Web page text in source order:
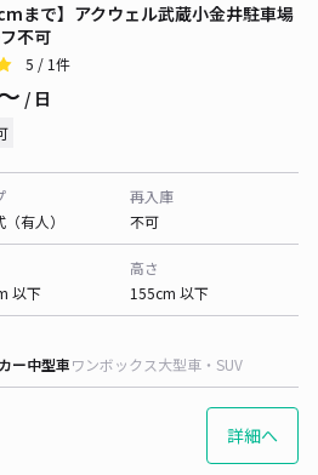
まで】アクウェル武蔵小金井駐車場
不可
5 / 1件
/ 日
有人）
再入庫
不可
以下
高さ
155cm 以下
ー中型車ワンボックス大型車・SUV
詳細へ